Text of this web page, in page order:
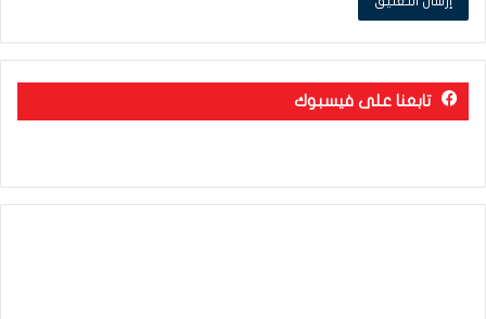
تابعنا على فيسبوك